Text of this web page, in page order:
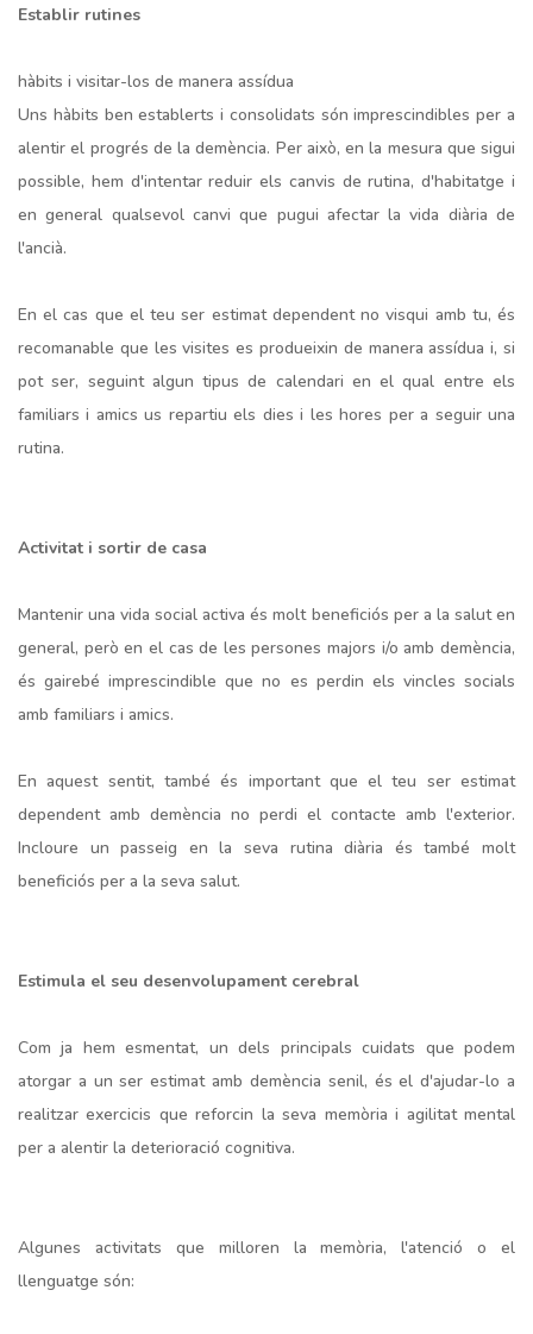
Establir rutines
hàbits i visitar-los de manera assídua
Uns hàbits ben establerts i consolidats són imprescindibles per a
alentir el progrés de la demència. Per això, en la mesura que sigui
possible, hem d'intentar reduir els canvis de rutina, d'habitatge i
en general qualsevol canvi que pugui afectar la vida diària de
l'ancià.
En el cas que el teu ser estimat dependent no visqui amb tu, és
recomanable que les visites es produeixin de manera assídua i, si
pot ser, seguint algun tipus de calendari en el qual entre els
familiars i amics us repartiu els dies i les hores per a seguir una
rutina.
Activitat i sortir de casa
Mantenir una vida social activa és molt beneficiós per a la salut en
general, però en el cas de les persones majors i/o amb demència,
és gairebé imprescindible que no es perdin els vincles socials
amb familiars i amics.
En aquest sentit, també és important que el teu ser estimat
dependent amb demència no perdi el contacte amb l'exterior.
Incloure un passeig en la seva rutina diària és també molt
beneficiós per a la seva salut.
Estimula el seu desenvolupament cerebral
Com ja hem esmentat, un dels principals cuidats que podem
atorgar a un ser estimat amb demència senil, és el d'ajudar-lo a
realitzar exercicis que reforcin la seva memòria i agilitat mental
per a alentir la deterioració cognitiva.
Algunes activitats que milloren la memòria, l'atenció o el
llenguatge són: